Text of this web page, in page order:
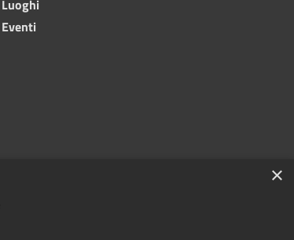
Luoghi
Eventi
×